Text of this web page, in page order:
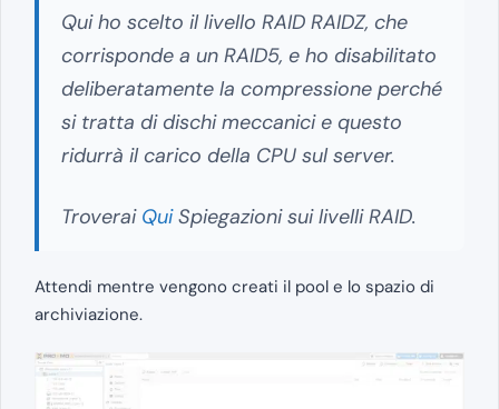
Qui ho scelto il livello RAID RAIDZ, che
corrisponde a un RAID5, e ho disabilitato
deliberatamente la compressione perché
si tratta di dischi meccanici e questo
ridurrà il carico della CPU sul server.
Troverai QuiSpiegazioni sui livelli RAID.
Attendi mentre vengono creati il ​​pool e lo spazio di
archiviazione.